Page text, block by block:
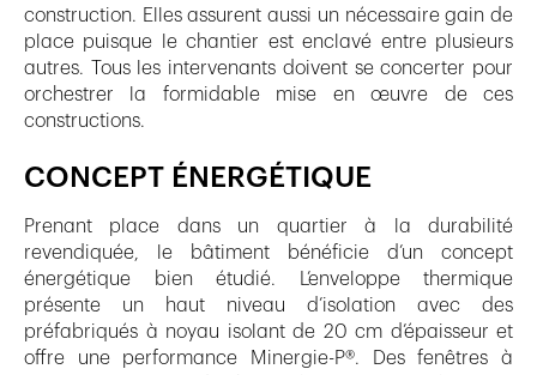
construction. Elles assurent aussi un nécessaire gain de
place puisque le chantier est enclavé entre plusieurs
autres. Tous les intervenants doivent se concerter pour
orchestrer la formidable mise en œuvre de ces
constructions.
CONCEPT ÉNERGÉTIQUE
Prenant place dans un quartier à la durabilité
revendiquée, le bâtiment bénéficie d’un concept
énergétique bien étudié. L’enveloppe thermique
présente un haut niveau d’isolation avec des
préfabriqués à noyau isolant de 20 cm d’épaisseur et
offre une performance Minergie-P®. Des fenêtres à